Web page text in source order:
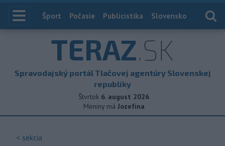
Index
Šport Počasie Publicistika Slovensko
TERAZ.SK
Spravodajský portál Tlačovej agentúry Slovenskej
republiky
Štvrtok 6. august 2026
Meniny má Jozefína
< sekcia